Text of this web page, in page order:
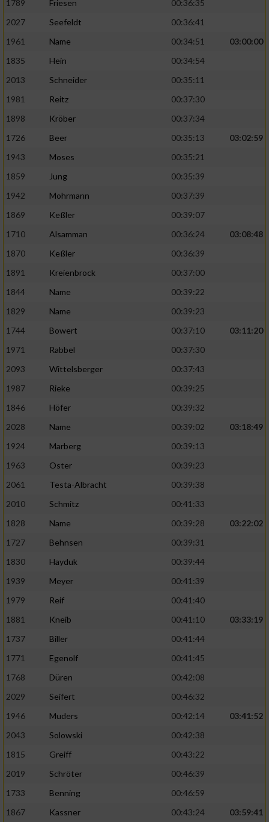
1789 Friesen
00:36:35
2027
Seefeldt
00:36:41
1961
Name 00:34:51
03:00:00
1835
Hein
00:34:54
2013
Schneider
00:35:11
1981
Reitz
00:37:30
1898
Kröber
00:37:34
1726
Beer 00:35:13
03:02:59
1943
Moses
00:35:21
1859
Jung
00:35:39
1942
Mohrmann
00:37:39
1869
Keßler
00:39:07
1710
Alsamman 00:36:24
03:08:48
1870
Keßler
00:36:39
1891
Kreienbrock
00:37:00
1844
Name
00:39:22
1829
Name
00:39:23
1744
Bowert 00:37:10
03:11:20
1971
Rabbel
00:37:30
2093
Wittelsberger
00:37:43
1987
Rieke
00:39:25
1846
Höfer
00:39:32
2028
Name 00:39:02
03:18:49
1924
Marberg
00:39:13
1963
Oster
00:39:23
2061
Testa-Albracht
00:39:38
2010
Schmitz
00:41:33
1828
Name 00:39:28
03:22:02
1727
Behnsen
00:39:31
1830
Hayduk
00:39:44
1939
Meyer
00:41:39
1979
Reif
00:41:40
1881
Kneib 00:41:10
03:33:19
1737
Biller
00:41:44
1771
Egenolf
00:41:45
1768
Düren
00:42:08
2029
Seifert
00:46:32
1946
Muders 00:42:14
03:41:52
2043
Solowski
00:42:38
1815
Greiff
00:43:22
2019
Schröter
00:46:39
1733
Benning
00:46:59
1867
Kassner 00:43:24
03:59:41